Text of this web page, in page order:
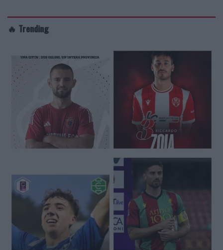
🔥 Trending